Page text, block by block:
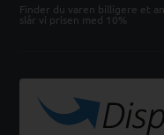
Finder du varen billigere et
slår vi prisen med 10%